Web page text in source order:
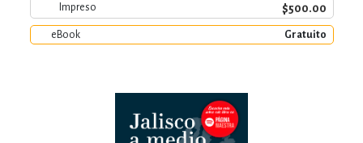
Impreso $500.00
eBook Gratuito